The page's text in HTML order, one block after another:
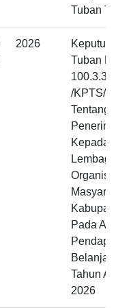
Tuban
2026
Tuban
/KPTS/
Tentang
Kepada
Pada
Belanja
Tahun
2026